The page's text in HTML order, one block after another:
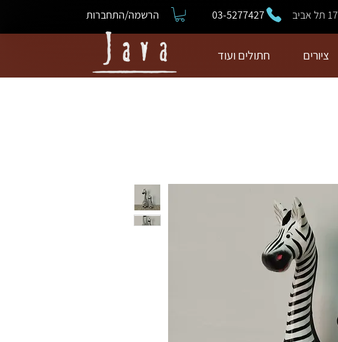
03-5277427 הרשמה/התחברות
ציורים חתולים ועוד